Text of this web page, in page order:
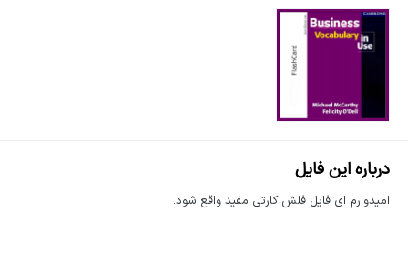
درباره این فایل
امیدوارم ای فایل فلش کارتی مفید واقع شود.